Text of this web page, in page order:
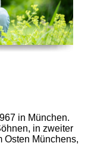
in München.
in zweiter
Osten Münchens,